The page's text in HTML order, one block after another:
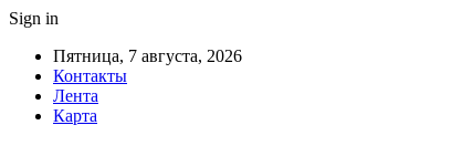
Sign in
Пятница, 7 августа, 2026
Контакты
Лента
Карта